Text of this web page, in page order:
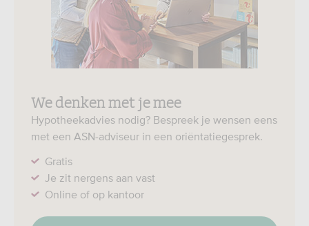
We denken met je mee
Hypotheekadvies nodig? Bespreek je wensen eens
met een ASN-adviseur in een oriëntatiegesprek.
Gratis
Je zit nergens aan vast
Online of op kantoor